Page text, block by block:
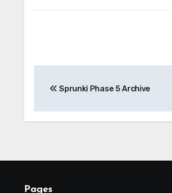
navigation
Sprunki Phase 5 Archive
Pages